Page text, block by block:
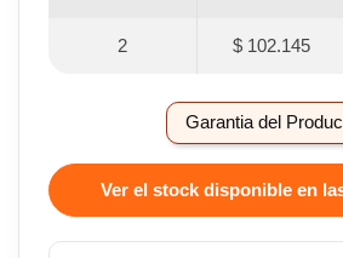
2 $ 102.145
Garantia del
Ver el stock disponible en